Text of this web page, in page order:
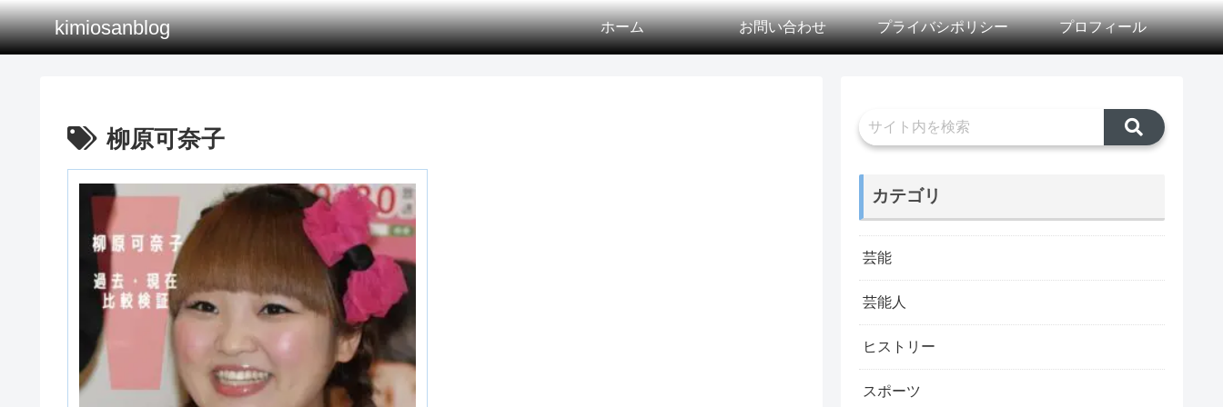
kimiosanblog ホーム お問い合わせ プライバシポリシー プロフィール
柳原可奈子
カテゴリ
芸能
芸能人
ヒストリー
スポーツ